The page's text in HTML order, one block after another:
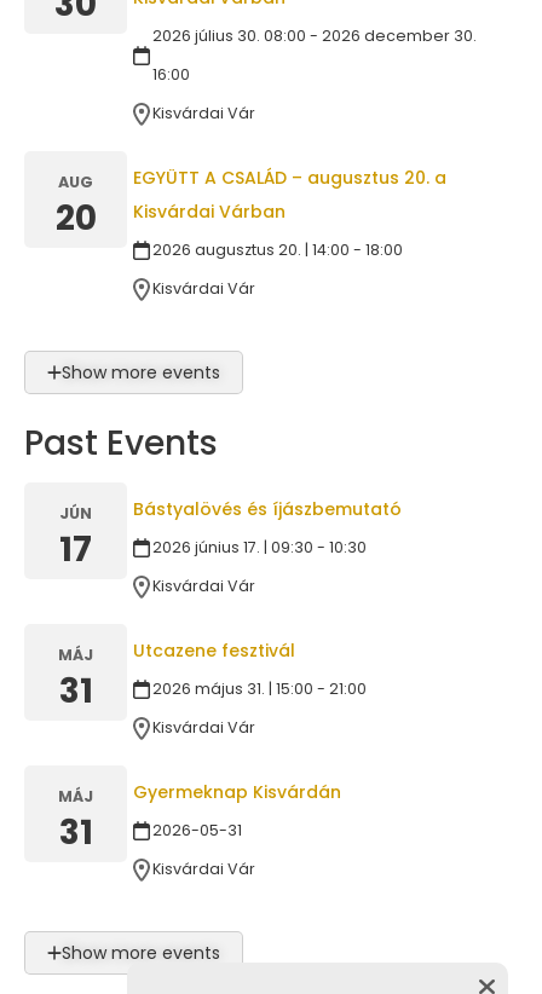
2026 július 30. 08:00 - 2026 december 30.
16:00
Kisvárdai Vár
AUG
20
EGYÜTT A CSALÁD – augusztus 20. a
Kisvárdai Várban
2026 augusztus 20. | 14:00 - 18:00
Kisvárdai Vár
Show more events
Past Events
JÚN
17
Bástyalövés és íjászbemutató
2026 június 17. | 09:30 - 10:30
Kisvárdai Vár
MÁJ
31
Utcazene fesztivál
2026 május 31. | 15:00 - 21:00
Kisvárdai Vár
MÁJ
31
Gyermeknap Kisvárdán
2026-05-31
Kisvárdai Vár
Show more events